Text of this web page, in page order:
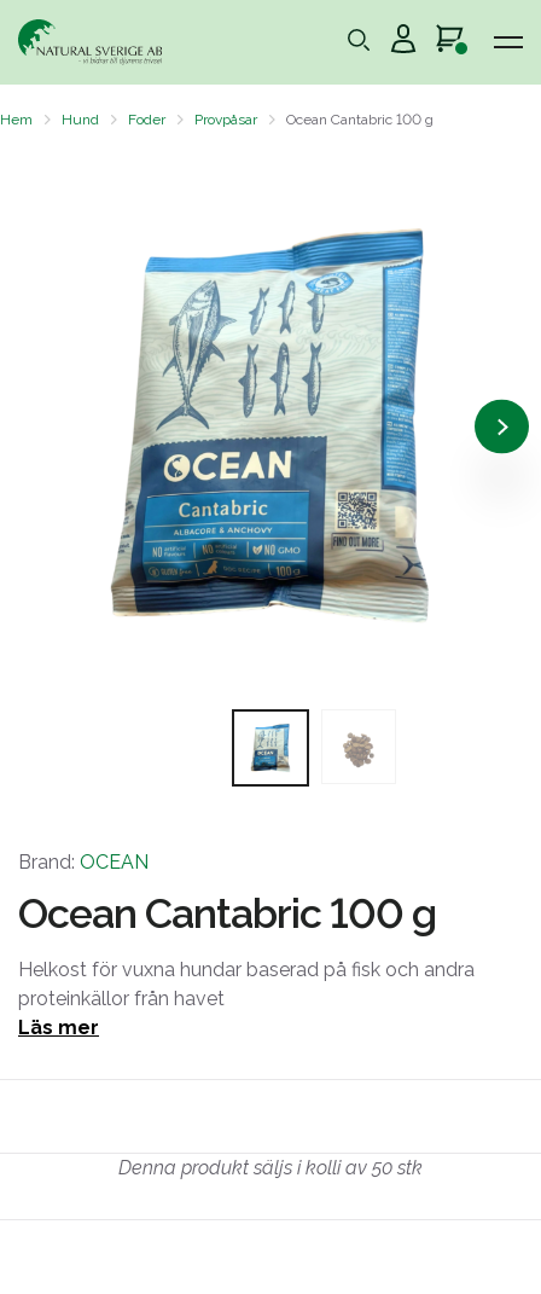
Hem Hund Foder Provpåsar Ocean Cantabric 100 g
Brand: OCEAN
Ocean Cantabric 100 g
Helkost för vuxna hundar baserad på fisk och andra
proteinkällor från havet
Läs mer
Denna produkt säljs i kolli av 50 stk